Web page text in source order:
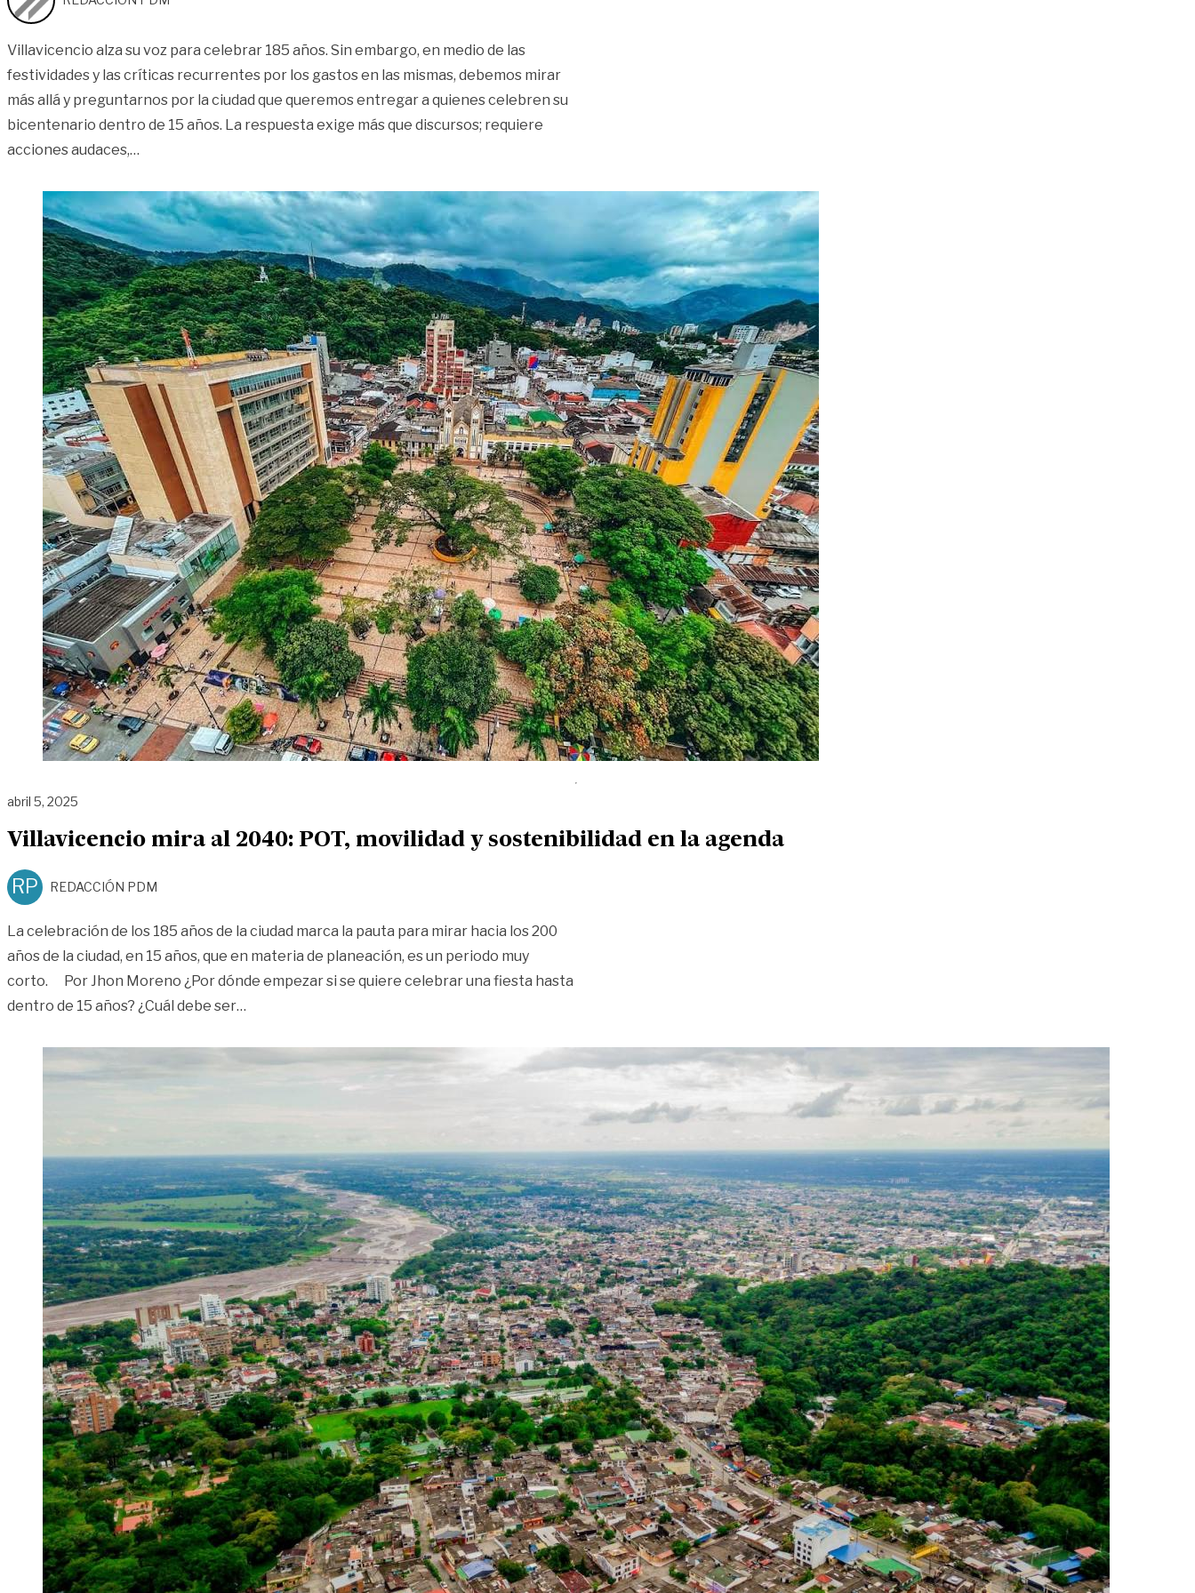
Villavicencio alza su voz para celebrar 185 años. Sin embargo, en medio de las
festividades y las críticas recurrentes por los gastos en las mismas, debemos mirar
más allá y preguntarnos por la ciudad que queremos entregar a quienes celebren su
bicentenario dentro de 15 años. La respuesta exige más que discursos; requiere
acciones audaces,…
abril 5, 2025
Villavicencio mira al 2040: POT, movilidad y sostenibilidad en la agenda
RP REDACCIÓN PDM
La celebración de los 185 años de la ciudad marca la pauta para mirar hacia los 200
años de la ciudad, en 15 años, que en materia de planeación, es un periodo muy
corto. Por Jhon Moreno ¿Por dónde empezar si se quiere celebrar una fiesta hasta
dentro de 15 años? ¿Cuál debe ser…